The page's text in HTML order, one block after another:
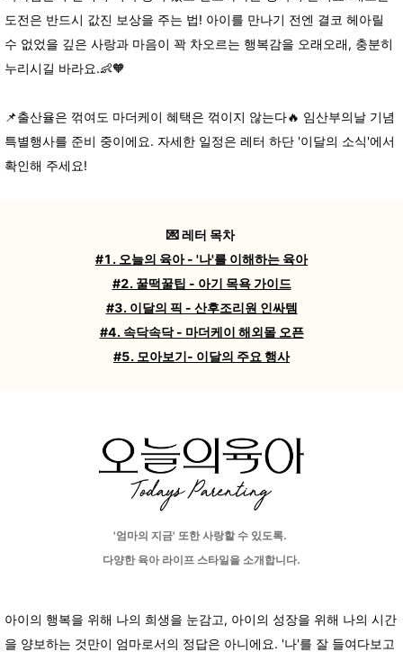
도전은 반드시 값진 보상을 주는 법! 아이를 만나기 전엔 결코 헤아릴
수 없었을 깊은 사랑과 마음이 꽉 차오르는 행복감을 오래오래, 충분히
누리시길 바라요.👶🧡
📌출산율은 꺾여도 마더케이 혜택은 꺾이지 않는다🔥 임산부의날 기념
특별행사를 준비 중이에요. 자세한 일정은 레터 하단 '이달의 소식'에서
확인해 주세요!
💌 레터 목차
#1. 오늘의 육아 - '나'를 이해하는 육아
#2. 꿀떡꿀팁 - 아기 목욕 가이드
#3. 이달의 픽 - 산후조리원 인싸템
#4. 속닥속닥 - 마더케이 해외몰 오픈
#5. 모아보기- 이달의 주요 행사
'엄마의 지금' 또한 사랑할 수 있도록.
다양한 육아 라이프 스타일을 소개합니다.
아이의 행복을 위해 나의 희생을 눈감고, 아이의 성장을 위해 나의 시간
을 양보하는 것만이 엄마로서의 정답은 아니에요. '나'를 잘 들여다보고